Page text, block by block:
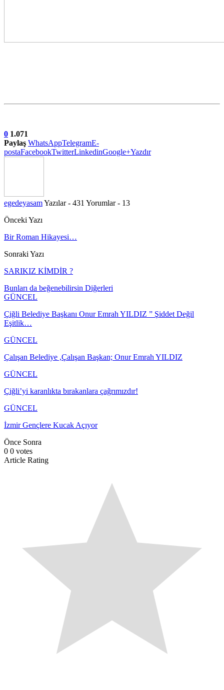
0 1.071
Paylaş WhatsAppTelegramE-
postaFacebookTwitterLinkedinGoogle+Yazdır
egedeyasamYazılar - 431 Yorumlar - 13
Önceki Yazı
Bir Roman Hikayesi…
Sonraki Yazı
SARIKIZ KİMDİR ?
Bunları da beğenebilirsin Diğerleri
GÜNCEL
Çiğli Belediye Başkanı Onur Emrah YILDIZ ” Şiddet Değil
Eşitlik…
GÜNCEL
Çalışan Belediye ,Çalışan Başkan; Onur Emrah YILDIZ
GÜNCEL
Çiğli’yi karanlıkta bırakanlara çağrımızdır!
GÜNCEL
İzmir Gençlere Kucak Açıyor
Önce Sonra
0 0 votes
Article Rating